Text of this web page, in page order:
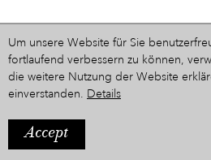
Ein Projekt aus dem Hause
Um unsere Website für Sie
fortlaufend verbessern zu können,
die weitere Nutzung der Website
einverstanden. Details
Accept